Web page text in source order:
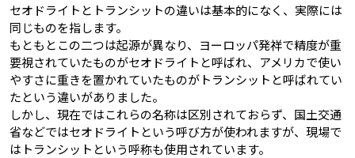
セオドライトとトランシットの違いは基本的になく、実際には
同じものを指します。
もともとこの二つは起源が異なり、ヨーロッパ発祥で精度が重
要視されていたものがセオドライトと呼ばれ、アメリカで使い
やすさに重きを置かれていたものがトランシットと呼ばれてい
たという違いがありました。
しかし、現在ではこれらの名称は区別されておらず、国土交通
省などではセオドライトという呼び方が使われますが、現場で
はトランシットという呼称も使用されています。